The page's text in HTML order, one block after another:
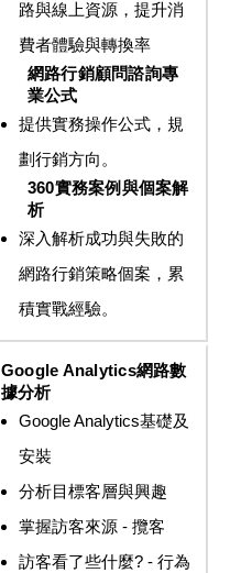
路與線上資源，提升消
費者體驗與轉換率
網路行銷顧問諮詢專
業公式
提供實務操作公式，規
劃行銷方向。
360實務案例與個案解
析
深入解析成功與失敗的
網路行銷策略個案，累
積實戰經驗。
Google Analytics網路數
據分析
Google Analytics基礎及
安裝
分析目標客層與興趣
掌握訪客來源 - 攬客
訪客看了些什麼? - 行為